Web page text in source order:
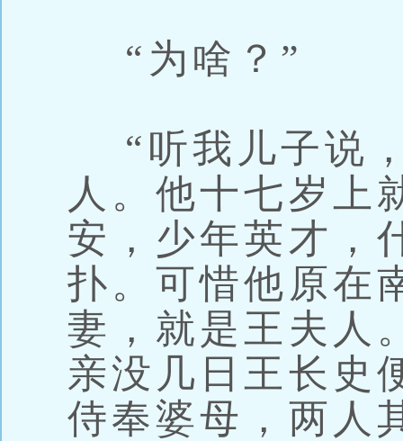
“为啥？”
“听我儿子说
人。他十七岁上
安，少年英才，
扑。可惜他原在
妻，就是王夫人
亲没几日王长史
侍奉婆母，两人